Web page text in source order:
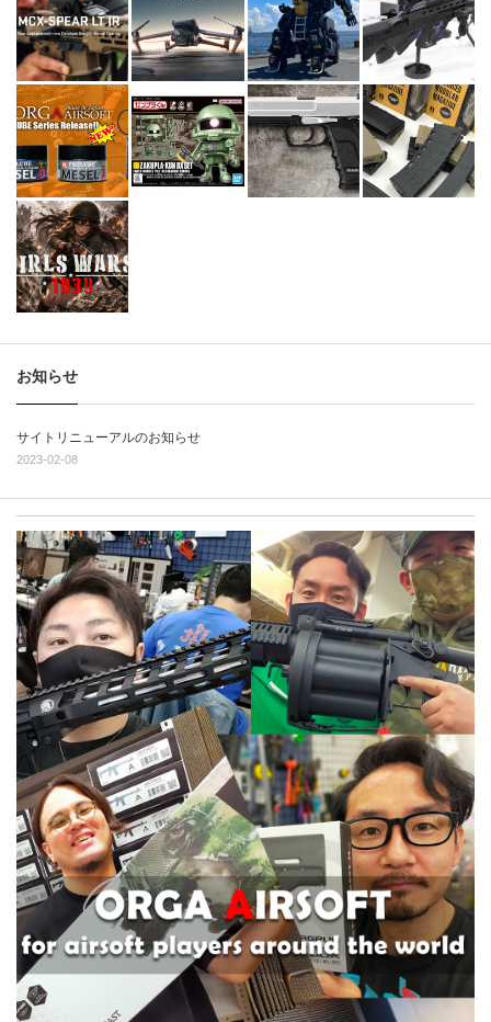
お知らせ
サイトリニューアルのお知らせ
2023-02-08